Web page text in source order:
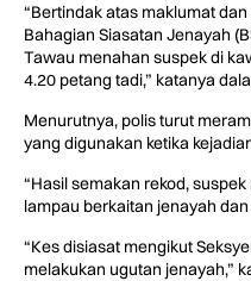
“Bertindak atas maklumat
Bahagian Siasatan Jenayah
Tawau menahan suspek di
4.20 petang tadi,” katanya
Menurutnya, polis turut
yang digunakan ketika
“Hasil semakan rekod,
lampau berkaitan jenayah
“Kes disiasat mengikut
melakukan ugutan jenayah,”